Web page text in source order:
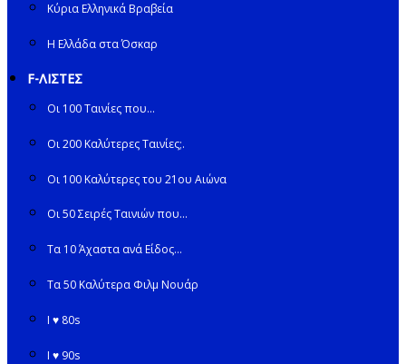
Κύρια Ελληνικά Βραβεία
Η Ελλάδα στα Όσκαρ
F-ΛΙΣΤΕΣ
Οι 100 Ταινίες που…
Οι 200 Καλύτερες Ταινίες;.
Οι 100 Καλύτερες του 21ου Αιώνα
Οι 50 Σειρές Ταινιών που…
Τα 10 Άχαστα ανά Είδος…
Τα 50 Καλύτερα Φιλμ Νουάρ
I ♥ 80s
I ♥ 90s